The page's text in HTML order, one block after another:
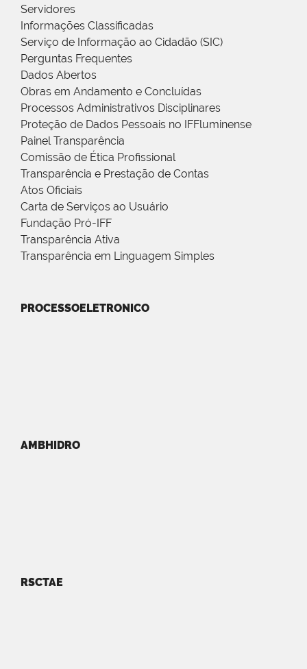
Servidores
Informações Classificadas
Serviço de Informação ao Cidadão (SIC)
Perguntas Frequentes
Dados Abertos
Obras em Andamento e Concluídas
Processos Administrativos Disciplinares
Proteção de Dados Pessoais no IFFluminense
Painel Transparência
Comissão de Ética Profissional
Transparência e Prestação de Contas
Atos Oficiais
Carta de Serviços ao Usuário
Fundação Pró-IFF
Transparência Ativa
Transparência em Linguagem Simples
PROCESSOELETRONICO
AMBHIDRO
RSCTAE